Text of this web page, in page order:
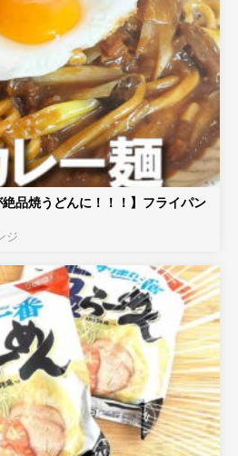
絶品焼うどんに！！！】フライパン
ジ